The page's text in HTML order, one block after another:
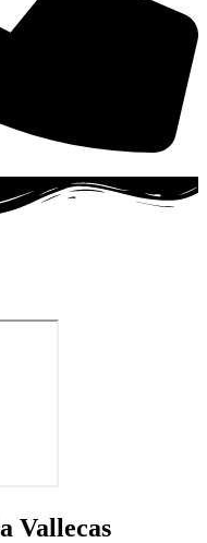
Vallecas